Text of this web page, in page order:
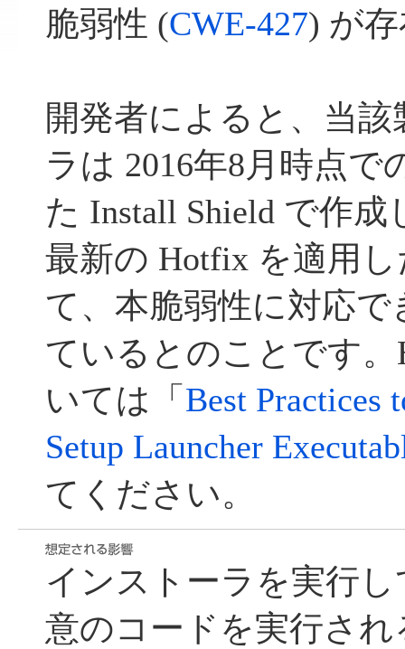
脆弱性 (CWE-427) が
開発者によると、当
ラは 2016年8月時点で
た Install Shield で作
最新の Hotfix を適用し
て、本脆弱性に対応
ているとのことです
いては「 Best Practices
Setup Launcher
てください。
インストーラを実行
意のコードを実行さ